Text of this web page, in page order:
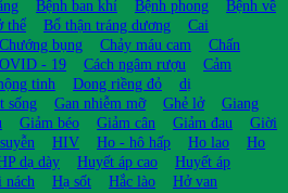
Bệnh ban khỉ Bệnh phong
Bệnh về
thể Bổ thận tráng dương
Cai
Chướng bụng Chảy máu cam
Chấn
- 19 Cách ngâm rượu
Cảm
tinh Dong riềng đỏ
dị
sống Gan nhiễm mỡ Ghẻ lở
Giang
Giảm béo Giảm cân Giảm đau
Giời
HIV Ho - hô hấp Ho lao
Ho
dạ dày Huyết áp cao
Huyết áp
nách Hạ sốt Hắc lào
Hở van